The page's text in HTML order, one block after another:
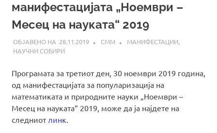
манифестацијата „Ноември –
Месец на науката“ 2019
28.11.2019 СММ МАНИФЕСТАЦИИ,
НАУЧНИ СОБИРИ
Програмата за третиот ден, 30 ноември 2019 година,
од манифестацијата за популаризација на
математиката и природните науки „Ноември –
Месец на науката“ 2019, може да ја најдете на
следниот линк.